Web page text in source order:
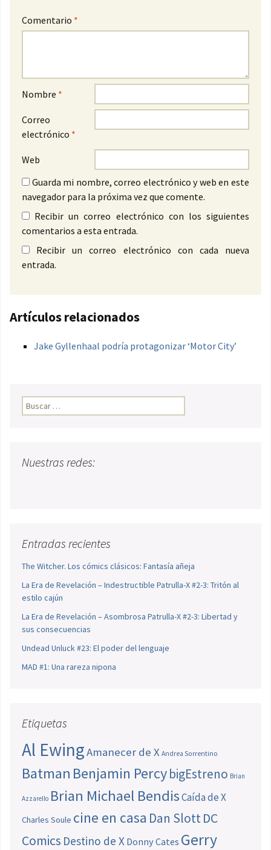
Comentario *
Nombre *
Correo
electrónico *
Web
Guarda mi nombre, correo electrónico y web en este
navegador para la próxima vez que comente.
Recibir un correo electrónico con los siguientes
comentarios a esta entrada.
Recibir un correo electrónico con cada nueva
entrada.
Artículos relacionados
Jake Gyllenhaal podría protagonizar ‘Motor City’
Buscar:
Nuestras redes:
Entradas recientes
The Witcher. Los cómics clásicos: Fantasía añeja
La Era de Revelación – Indestructible Patrulla-X #2-3: Tritón al
estilo cajún
La Era de Revelación – Asombrosa Patrulla-X #2-3: Libertad y
sus consecuencias
Undead Unluck #23: El poder del lenguaje
MAD #1: Una rareza nipona
Etiquetas
Al EwingAmanecer de X Andrea Sorrentino
Batman Benjamin PercybigEstreno Brian
Azzarello Brian Michael BendisCaída de X
Charles Soule cine en casa Dan SlottDC
Comics Destino de X Donny Cates Gerry